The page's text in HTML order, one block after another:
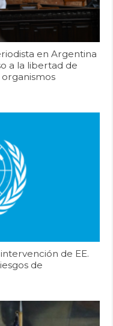
en Argentina
a la libertad de
de EE.
de